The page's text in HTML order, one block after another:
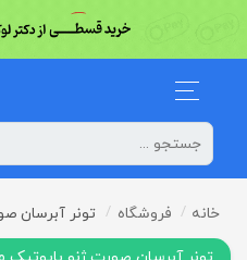
خانه فروشگاه تونر آبرسان